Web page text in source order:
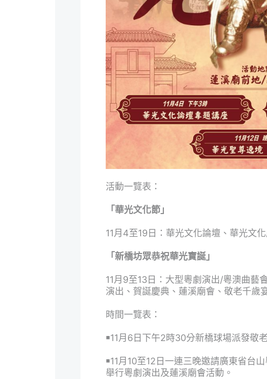
活動一覽表：
「華光文化節」
11月 4至19 日：華光文化論壇、華光文
「新橋坊眾恭祝華光寶誕」
11月 9至13 日：大型粵劇演出/粵澳曲藝
演出、賀誕慶典、蓮溪廟會、敬老千歲
時間一覽表：
￭11月 6 日下午2時30分新橋球場派發敬
￭11月 10至12 日一連三晚邀請廣東省台
舉行粵劇演出及蓮溪廟會活動。